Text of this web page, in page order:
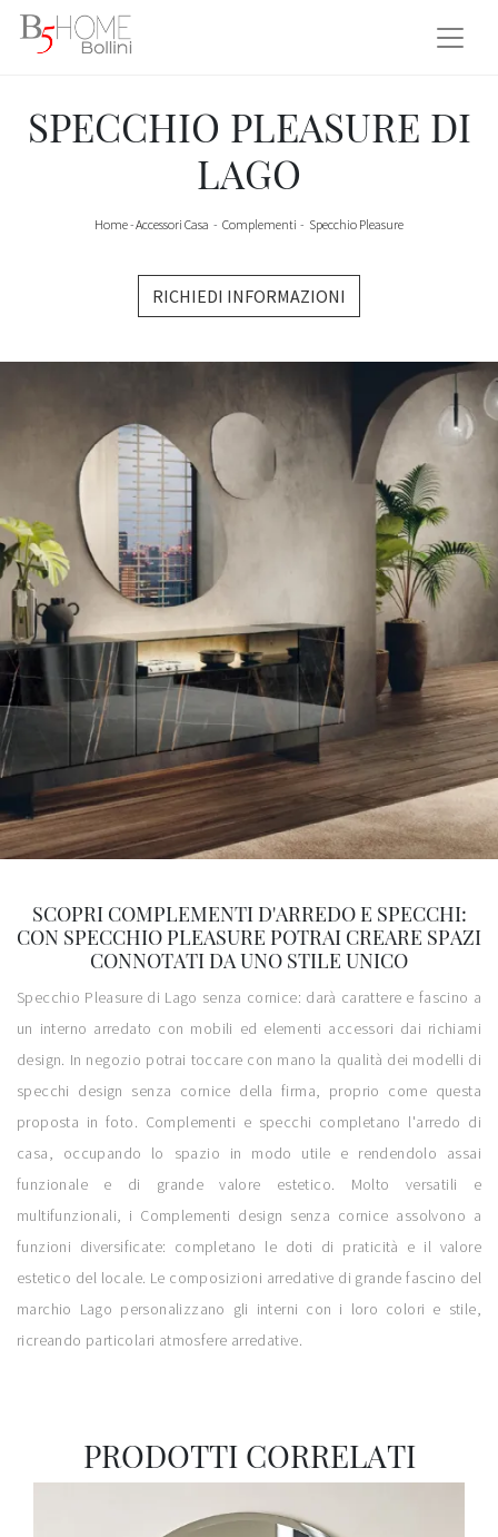
SPECCHIO PLEASURE DI
LAGO
Home-Accessori Casa - Complementi - Specchio Pleasure
RICHIEDI INFORMAZIONI
SCOPRI COMPLEMENTI D'ARREDO E SPECCHI:
CON SPECCHIO PLEASURE POTRAI CREARE SPAZI
CONNOTATI DA UNO STILE UNICO
Specchio Pleasure di Lago senza cornice: darà carattere e fascino a
un interno arredato con mobili ed elementi accessori dai richiami
design. In negozio potrai toccare con mano la qualità dei modelli di
specchi design senza cornice della firma, proprio come questa
proposta in foto. Complementi e specchi completano l'arredo di
casa, occupando lo spazio in modo utile e rendendolo assai
funzionale e di grande valore estetico. Molto versatili e
multifunzionali, i Complementi design senza cornice assolvono a
funzioni diversificate: completano le doti di praticità e il valore
estetico del locale. Le composizioni arredative di grande fascino del
marchio Lago personalizzano gli interni con i loro colori e stile,
ricreando particolari atmosfere arredative.
PRODOTTI CORRELATI